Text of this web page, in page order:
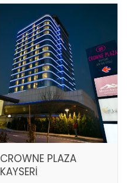
CROWNE PLAZA
KAYSERİ